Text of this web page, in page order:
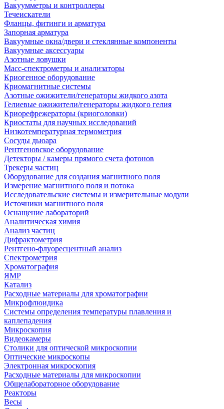
Вакуумметры и контроллеры
Течеискатели
Фланцы, фитинги и арматура
Запорная арматура
Вакуумные окна/двери и стеклянные компоненты
Вакуумные аксессуары
Азотные ловушки
Масс-спектрометры и анализаторы
Криогенное оборудование
Криомагнитные системы
Азотные ожижители/генераторы жидкого азота
Гелиевые ожижители/генераторы жидкого гелия
Криорефрежераторы (криоголовки)
Криостаты для научных исследований
Низкотемпературная термометрия
Сосуды дьюара
Рентгеновское оборудование
Детекторы / камеры прямого счета фотонов
Трекеры частиц
Оборудование для создания магнитного поля
Измерение магнитного поля и потока
Исследовательские системы и измерительные модули
Источники магнитного поля
Оснащение лабораторий
Аналитическая химия
Анализ частиц
Дифрактометрия
Рентгено-флуоресцентный анализ
Спектрометрия
Хроматография
ЯМР
Катализ
Расходные материалы для хроматографии
Микрофлюидика
Системы определения температуры плавления и
каплепадения
Микроскопия
Видеокамеры
Столики для оптической микроскопии
Оптические микроскопы
Электронная микроскопия
Расходные материалы для микроскопии
Общелабораторное оборудование
Реакторы
Весы